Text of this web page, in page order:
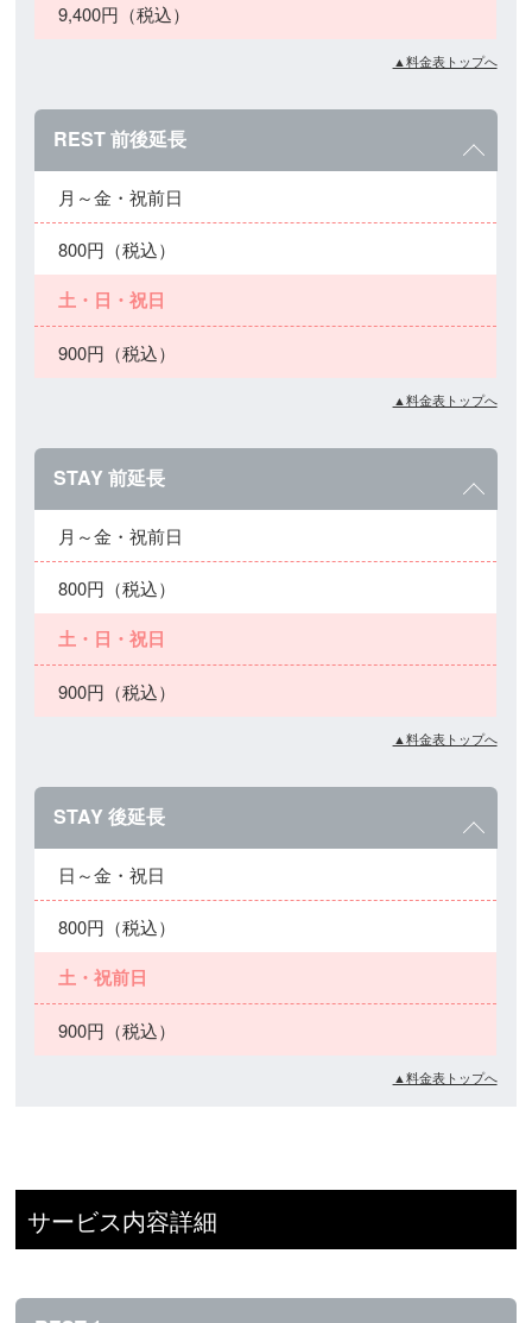
9,400円（税込）
▲料金表トップへ
REST 前後延長
月～金・祝前日
800円（税込）
土・日・祝日
900円（税込）
▲料金表トップへ
STAY 前延長
月～金・祝前日
800円（税込）
土・日・祝日
900円（税込）
▲料金表トップへ
STAY 後延長
日～金・祝日
800円（税込）
土・祝前日
900円（税込）
▲料金表トップへ
サービス内容詳細